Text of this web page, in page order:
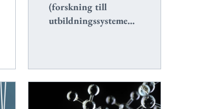
(forskning till
utbildningssysteme…